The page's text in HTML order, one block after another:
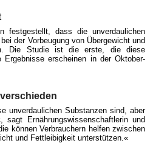
festgestellt, dass die unverdaulichen
der Vorbeugung von Übergewicht und
Die Studie ist die erste, die diese
Ergebnisse erscheinen in der Oktober-
unverdaulichen Substanzen sind, aber
Ernährungswissenschaftlerin und
können Verbrauchern helfen zwischen
und Fettleibigkeit unterstützen.«